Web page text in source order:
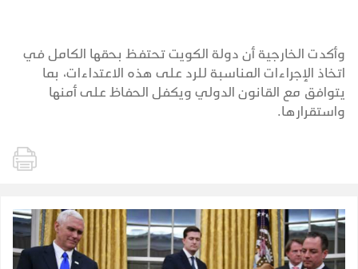
وأكدت الخارجية أن دولة الكويت تحتفظ بحقها الكامل في
اتخاذ الإجراءات المناسبة للرد على هذه الاعتداءات، بما
يتوافق مع القانون الدولي ويكفل الحفاظ على أمنها
واستقرارها.